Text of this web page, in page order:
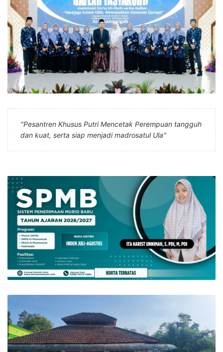
"Pesantren Khusus Putri Mencetak Perempuan tangguh
dan kuat, serta siap menjadi madrosatul Ula"